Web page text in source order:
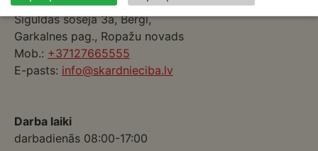
Siguldas šoseja 3a, Berģi,
Garkalnes pag., Ropažu novads
Mob.: +37127665555
E-pasts: info@skardnieciba.lv
Darba laiki
darbadienās 08:00-17:00